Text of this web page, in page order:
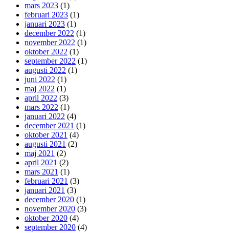
mars 2023 (1)
februari 2023 (1)
januari 2023 (1)
december 2022 (1)
november 2022 (1)
oktober 2022 (1)
september 2022 (1)
augusti 2022 (1)
juni 2022 (1)
maj 2022 (1)
april 2022 (3)
mars 2022 (1)
januari 2022 (4)
december 2021 (1)
oktober 2021 (4)
augusti 2021 (2)
maj 2021 (2)
april 2021 (2)
mars 2021 (1)
februari 2021 (3)
januari 2021 (3)
december 2020 (1)
november 2020 (3)
oktober 2020 (4)
september 2020 (4)